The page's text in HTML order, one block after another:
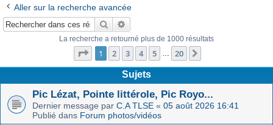
Aller sur la recherche avancée
Rechercher
La recherche a retourné plus de 1000 résultats
Page 1sur20
1 2 3 4 5 … 20
Sujets
Pic Lézat, Pointe littérole, Pic Royo...
Dernier message par C.A TLSE « 05 août 2026 16:41
Publié dans Forum photos/vidéos